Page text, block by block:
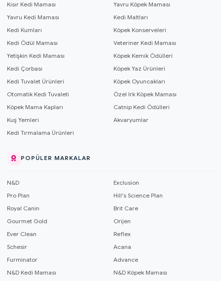
Kısır Kedi Maması
Yavru Köpek Maması
Yavru Kedi Maması
Kedi Maltları
Kedi Kumları
Köpek Konserveleri
Kedi Ödül Maması
Veteriner Kedi Maması
Yetişkin Kedi Maması
Köpek Kemik Ödülleri
Kedi Çorbası
Köpek Yaz Ürünleri
Kedi Tuvalet Ürünleri
Köpek Oyuncakları
Otomatik Kedi Tuvaleti
Özel Irk Köpek Maması
Köpek Mama Kapları
Catnip Kedi Ödülleri
Kuş Yemleri
Akvaryumlar
Kedi Tırmalama Ürünleri
POPÜLER MARKALAR
N&D
Exclusion
Pro Plan
Hill's Science Plan
Royal Canin
Brit Care
Gourmet Gold
Orijen
Ever Clean
Reflex
Schesir
Acana
Furminator
Advance
N&D Kedi Maması
N&D Köpek Maması